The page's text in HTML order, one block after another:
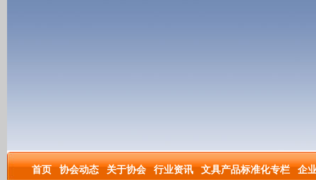
首页 协会动态 关于协会 行业资讯 文具产品标准化专栏 企